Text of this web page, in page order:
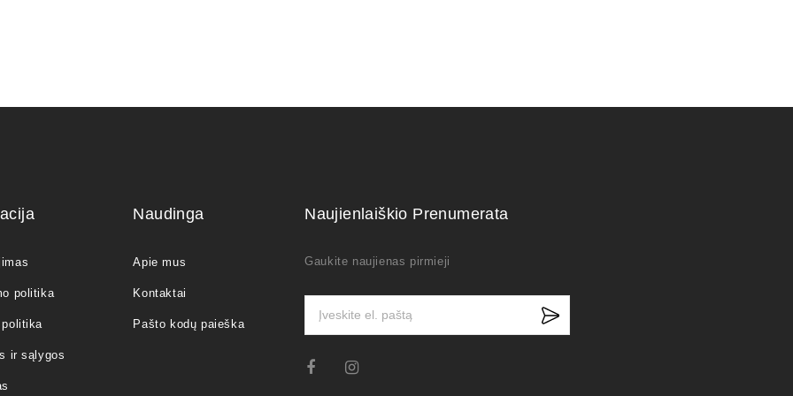
politika
ir sąlygos
Naudinga
Apie mus
Kontaktai
Pašto kodų paieška
Naujienlaiškio Prenumerata
Gaukite naujienas pirmieji